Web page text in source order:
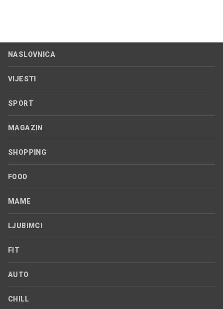
NASLOVNICA
VIJESTI
SPORT
MAGAZIN
SHOPPING
FOOD
MAME
LJUBIMCI
FIT
AUTO
CHILL